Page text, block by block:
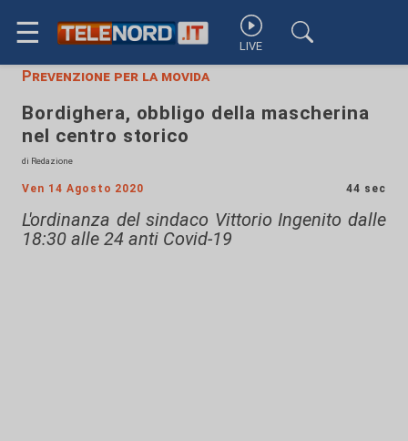
☰ LIVE
Prevenzione per la movida
Bordighera, obbligo della mascherina
nel centro storico
di Redazione
Ven 14 Agosto 2020 44 sec
L'ordinanza del sindaco Vittorio Ingenito dalle
18:30 alle 24 anti Covid-19